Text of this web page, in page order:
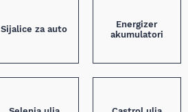
Sijalice za auto
Energizer
akumulatori